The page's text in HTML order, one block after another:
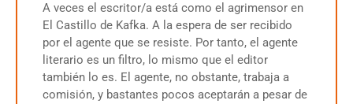
A veces el escritor/a está como el agrimensor en
El Castillo de Kafka. A la espera de ser recibido
por el agente que se resiste. Por tanto, el agente
literario es un filtro, lo mismo que el editor
también lo es. El agente, no obstante, trabaja a
comisión, y bastantes pocos aceptarán a pesar de